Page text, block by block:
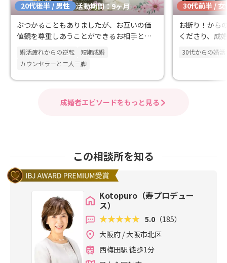
20代後半 / 男性 活動期間：9ヶ月
ぶつかることもありましたが、お互いの価
値観を尊重しあうことができるお相手と成
婚！
婚活疲れからの逆転
短期成婚
カウンセラーと二人三脚
30代前半 / 女
お断り！から
くださり、成
30代からの婚活
成婚者エピソードをもっと見る
この相談所を知る
Kotopuro（寿プロデュー
ス）
5.0 （185）
大阪府 / 大阪市北区
西梅田駅 徒歩1分